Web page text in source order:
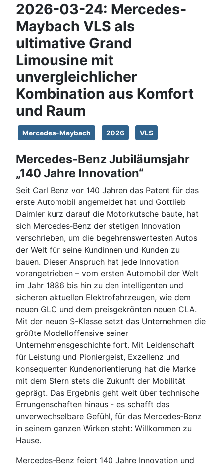
2026-03-24: Mercedes-
Maybach VLS als
ultimative Grand
Limousine mit
unvergleichlicher
Kombination aus Komfort
und Raum
Mercedes-Maybach 2026 VLS
Mercedes‑Benz Jubiläumsjahr
„140 Jahre Innovation“
Seit Carl Benz vor 140 Jahren das Patent für das
erste Automobil angemeldet hat und Gottlieb
Daimler kurz darauf die Motorkutsche baute, hat
sich Mercedes‑Benz der stetigen Innovation
verschrieben, um die begehrenswertesten Autos
der Welt für seine Kundinnen und Kunden zu
bauen. Dieser Anspruch hat jede Innovation
vorangetrieben – vom ersten Automobil der Welt
im Jahr 1886 bis hin zu den intelligenten und
sicheren aktuellen Elektrofahrzeugen, wie dem
neuen GLC und dem preisgekrönten neuen CLA.
Mit der neuen S-Klasse setzt das Unternehmen die
größte Modelloffensive seiner
Unternehmensgeschichte fort. Mit Leidenschaft
für Leistung und Pioniergeist, Exzellenz und
konsequenter Kundenorientierung hat die Marke
mit dem Stern stets die Zukunft der Mobilität
geprägt. Das Ergebnis geht weit über technische
Errungenschaften hinaus - es schafft das
unverwechselbare Gefühl, für das Mercedes‑Benz
in seinem ganzen Wirken steht: Willkommen zu
Hause.
Mercedes-Benz feiert 140 Jahre Innovation und